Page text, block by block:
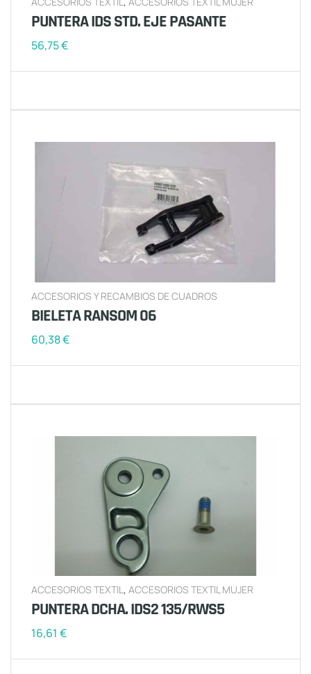
PUNTERA IDS STD. EJE PASANTE
56,75€
ACCESORIOS Y RECAMBIOS DE CUADROS
BIELETA RANSOM 06
60,38€
ACCESORIOS TEXTIL, ACCESORIOS TEXTIL MUJER
PUNTERA DCHA. IDS2 135/RWS5
16,61 €